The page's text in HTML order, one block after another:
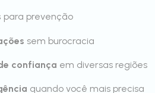
para prevenção
sem burocracia
confiança em diversas regiões
quando você mais precisa